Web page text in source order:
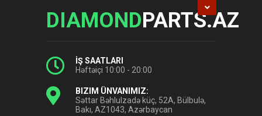
DIAMONDPARTS.AZ
İŞ SAATLARI
Həftəiçi 10:00 - 20:00
BIZIM ÜNVANIMIZ:
Səttar Bəhlulzadə küç, 52A, Bülbulə,
Bakı, AZ1043, Azərbaycan